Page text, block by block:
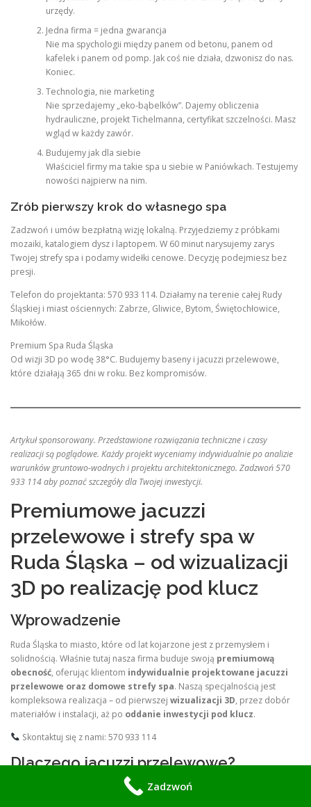
urzędy.
Jedna firma = jedna gwarancja
Nie ma spychologii między panem od betonu, panem od
kafelek i panem od pomp. Jak coś nie działa, dzwonisz do nas.
Koniec.
Technologia, nie marketing
Nie sprzedajemy „eko-bąbelków”. Dajemy obliczenia
hydrauliczne, projekt Tichelmanna, certyfikat szczelności. Masz
wgląd w każdy zawór.
Budujemy jak dla siebie
Właściciel firmy ma takie spa u siebie w Paniówkach. Testujemy
nowości najpierw na nim.
Zrób pierwszy krok do własnego spa
Zadzwoń i umów bezpłatną wizję lokalną. Przyjedziemy z próbkami
mozaiki, katalogiem dysz i laptopem. W 60 minut narysujemy zarys
Twojej strefy spa i podamy widełki cenowe. Decyzję podejmiesz bez
presji.
Telefon do projektanta: 570 933 114. Działamy na terenie całej Rudy
Śląskiej i miast ościennych: Zabrze, Gliwice, Bytom, Świętochłowice,
Mikołów.
Premium Spa Ruda Śląska
Od wizji 3D po wodę 38°C. Budujemy baseny i jacuzzi przelewowe,
które działają 365 dni w roku. Bez kompromisów.
Artykuł sponsorowany. Przedstawione rozwiązania techniczne i czasy
realizacji są poglądowe. Każdy projekt wyceniamy indywidualnie po analizie
warunków gruntowo-wodnych i projektu architektonicznego. Zadzwoń 570
933 114 aby poznać szczegóły dla Twojej inwestycji.
Premiumowe jacuzzi
przelewowe i strefy spa w
Ruda Śląska – od wizualizacji
3D po realizację pod klucz
Wprowadzenie
Ruda Śląska to miasto, które od lat kojarzone jest z przemysłem i
solidnością. Właśnie tutaj nasza firma buduje swoją premiumową
obecność, oferując klientom indywidualnie projektowane jacuzzi
przelewowe oraz domowe strefy spa. Naszą specjalnością jest
kompleksowa realizacja – od pierwszej wizualizacji 3D, przez dobór
materiałów i instalacji, aż po oddanie inwestycji pod klucz.
Skontaktuj się z nami: 570 933 114
Dlaczego jacuzzi przelewowe?
Estetyka premium– tafla wody równa z krawędzią basenu
Zadzwoń